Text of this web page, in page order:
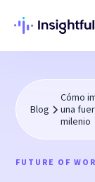
Blog
Cómo
una
milenio
FUTURE OF